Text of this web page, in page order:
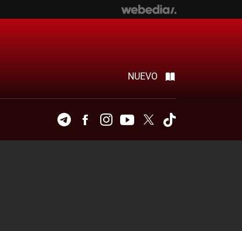
NUEVO
TelegramFacebookInstagramYoutubeTwitter